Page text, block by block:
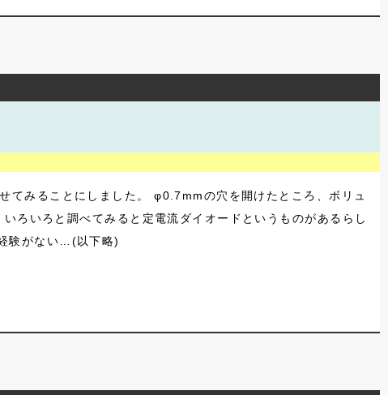
てみることにしました。 φ0.7mmの穴を開けたところ、ボリュ
ろいろと調べてみると定電流ダイオードというものがあるらし
験がない…(以下略)